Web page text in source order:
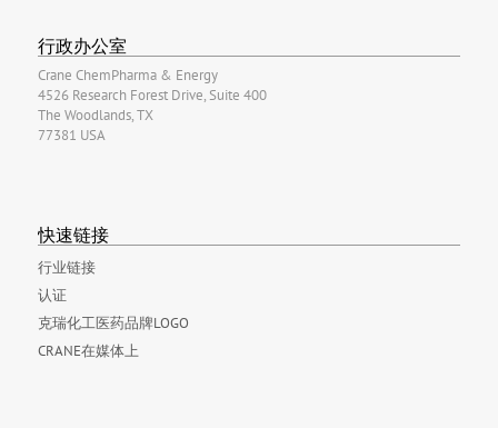
行政办公室
Crane ChemPharma & Energy
4526 Research Forest Drive, Suite 400
The Woodlands, TX
77381 USA
快速链接
行业链接
认证
克瑞化工医药品牌LOGO
CRANE在媒体上